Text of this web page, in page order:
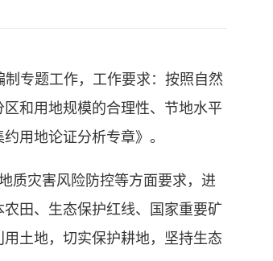
专题工作，工作要求：按照自然
和用地规模的合理性、节地水平
用地论证分析专章》。
质灾害风险防控等方面要求，进
田、生态保护红线、国家重要矿
土地，切实保护耕地，坚持生态